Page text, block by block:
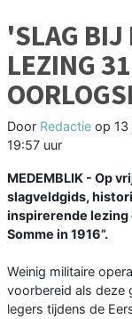
'SLAG BIJ
LEZING
Door Redactie op
19:57 uur
MEDEMBLIK - Op
slagveldgids,
inspirerende lezing
Somme in 1916”.
Weinig militaire
voorbereid als deze
legers tijdens de